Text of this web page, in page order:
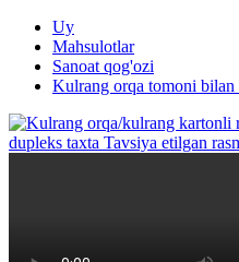
Uy
Mahsulotlar
Sanoat qog'ozi
Kulrang orqa tomoni bilan